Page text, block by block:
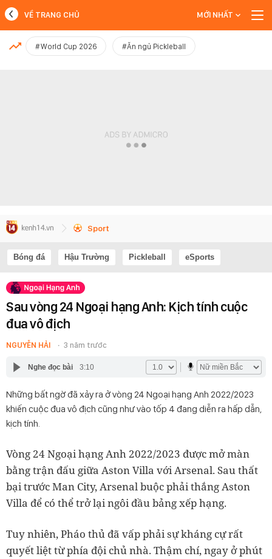
MỚI NHẤT
VỀ TRANG CHỦ MỚI NHẤT
#World Cup 2026 #Ăn ngủ Pickleball
Sport
Bóng đá Hậu Trường Pickleball eSports
Sau vòng 24 Ngoại hạng Anh: Kịch tính cuộc
đua vô địch
NGUYỄN HẢI 3 năm trước
Nghe đọc bài 3:10
Những bất ngờ đã xảy ra ở vòng 24 Ngoại hạng Anh 2022/2023
khiến cuộc đua vô địch cũng như vào tốp 4 đang diễn ra hấp dẫn,
kịch tính.
Vòng 24 Ngoại hạng Anh 2022/2023 được mở màn
bằng trận đấu giữa Aston Villa với Arsenal. Sau thất
bại trước Man City, Arsenal buộc phải thắng Aston
Villa để có thể trở lại ngôi đầu bảng xếp hạng.
Tuy nhiên, Pháo thủ đã vấp phải sự kháng cự rất
quyết liệt từ phía đội chủ nhà. Thậm chí, ngay ở phút